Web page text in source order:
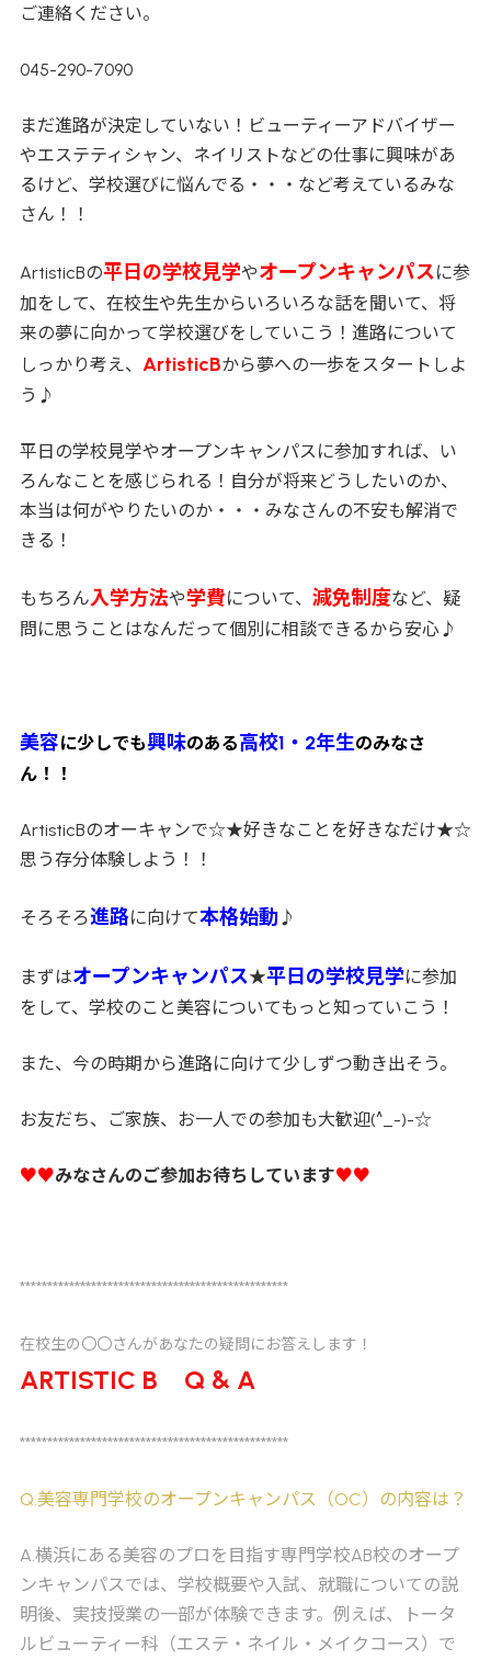
ご連絡ください。
045-290-7090
まだ進路が決定していない！ビューティーアドバイザー
やエステティシャン、ネイリストなどの仕事に興味があ
るけど、学校選びに悩んでる・・・など考えているみな
さん！！
ArtisticBの平日の学校見学やオープンキャンパスに参
加をして、在校生や先生からいろいろな話を聞いて、将
来の夢に向かって学校選びをしていこう！進路について
しっかり考え、 ArtisticBから夢への一歩をスタートしよ
う♪
平日の学校見学やオープンキャンパスに参加すれば、い
ろんなことを感じられる！自分が将来どうしたいのか、
本当は何がやりたいのか・・・みなさんの不安も解消で
きる！
もちろん入学方法や学費について、 減免制度など、疑
問に思うことはなんだって個別に相談できるから安心♪
美容に少しでも興味のある高校1・2年生のみなさ
ん！！
ArtisticBのオーキャンで☆★好きなことを好きなだけ★☆
思う存分体験しよう！！
そろそろ進路に向けて本格始動♪
まずはオープンキャンパス★平日の学校見学に参加
をして、学校のこと美容についてもっと知っていこう！
また、今の時期から進路に向けて少しずつ動き出そう。
お友だち、ご家族、お一人での参加も大歓迎(^_-)-☆
♥♥みなさんのご参加お待ちしています♥♥
*************************************************
在校生の〇〇さんがあなたの疑問にお答えします！
ARTISTIC B Q & A
*************************************************
Q.美容専門学校のオープンキャンパス（OC）の内容は？
A.横浜にある美容のプロを目指す専門学校AB校のオープ
ンキャンパスでは、学校概要や入試、就職についての説
明後、実技授業の一部が体験できます。例えば、トータ
ルビューティー科（エステ・ネイル・メイクコース）で